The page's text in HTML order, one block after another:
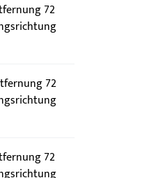
72
72
72